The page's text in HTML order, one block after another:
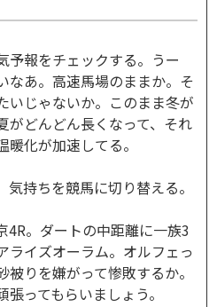
報をチェックする。うー
なあ。高速馬場のままか。そ
いじゃないか。このまま冬が
がどんどん長くなって、それ
化が加速してる。
持ちを競馬に切り替える。
。ダートの中距離に一族3
ライズオーラム。オルフェっ
りを嫌がって惨敗するか。
ってもらいましょう。